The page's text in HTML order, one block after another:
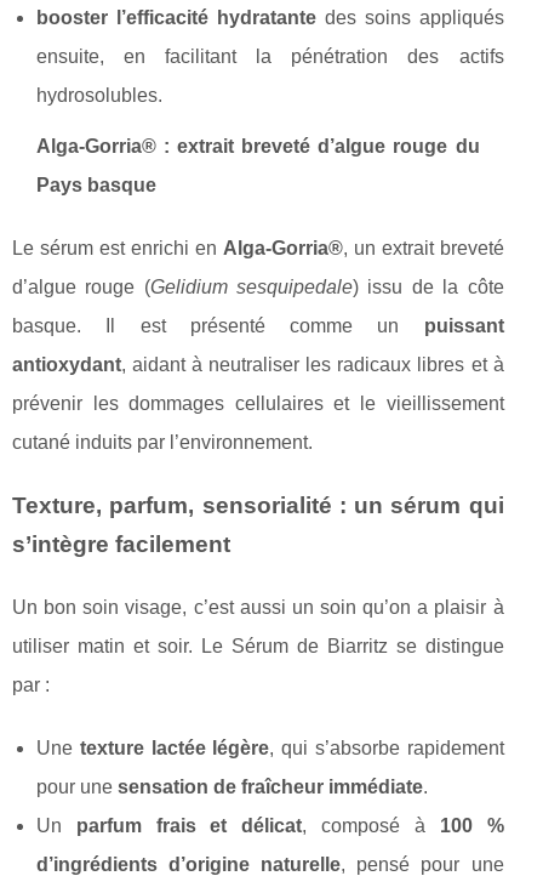
booster l’efficacité hydratantedes soins appliqués
ensuite, en facilitant la pénétration des actifs
hydrosolubles.
Alga-Gorria® : extrait breveté d’algue rouge du
Pays basque
Le sérum est enrichi en Alga-Gorria®, un extrait breveté
d’algue rouge (Gelidium sesquipedale) issu de la côte
basque. Il est présenté comme un puissant
antioxydant, aidant à neutraliser les radicaux libres et à
prévenir les dommages cellulaires et le vieillissement
cutané induits par l’environnement.
Texture, parfum, sensorialité : un sérum qui
s’intègre facilement
Un bon soin visage, c’est aussi un soin qu’on a plaisir à
utiliser matin et soir. Le Sérum de Biarritz se distingue
par :
Une texture lactée légère, qui s’absorbe rapidement
pour une sensation de fraîcheur immédiate.
Un parfum frais et délicat, composé à 100 %
d’ingrédients d’origine naturelle, pensé pour une